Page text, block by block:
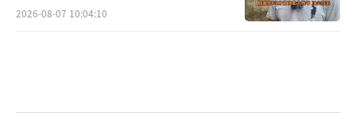
2026-08-07 10:04:10